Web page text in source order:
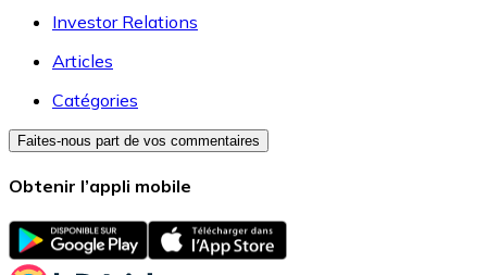
Investor Relations
Articles
Catégories
Faites-nous part de vos commentaires
Obtenir l’appli mobile